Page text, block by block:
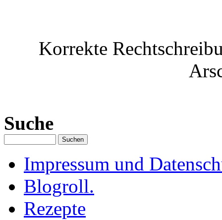
Korrekte
Suche
Impressum und
Blogroll.
Rezepte